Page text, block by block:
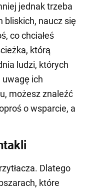
jednak trzeba
bliskich, naucz się
co chciałeś
którą
ludzi, których
uwagę ich
możesz znaleźć
o wsparcie, a
Dlatego
które